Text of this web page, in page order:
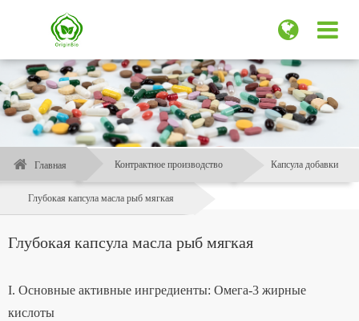
Главная Контрактное производство Капсула добавки
Глубокая капсула масла рыб мягкая
Глубокая капсула масла рыб мягкая
I. Основные активные ингредиенты: Омега-3 жирные
кислоты